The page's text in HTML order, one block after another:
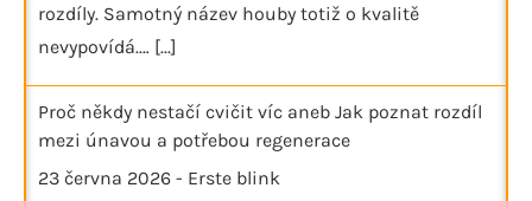
rozdíly. Samotný název houby totiž o kvalitě
nevypovídá.… [...]
Proč někdy nestačí cvičit víc aneb Jak poznat rozdíl
mezi únavou a potřebou regenerace
23 června 2026 - Erste blink